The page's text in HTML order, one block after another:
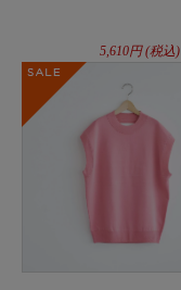
5,610円(税込)